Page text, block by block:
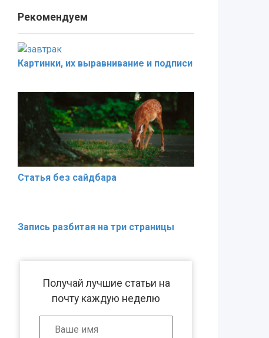
Рекомендуем
Картинки, их выравнивание и подписи
Статья без сайдбара
Запись разбитая на три страницы
Получай лучшие статьи на
почту каждую неделю